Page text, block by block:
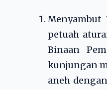
Menyambut
petuah
Binaan
kunjungan
aneh